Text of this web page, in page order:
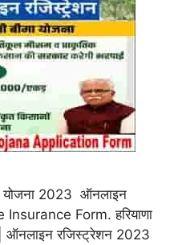
योजना 2023 ऑनलाइन
Form. हरियाणा
| ऑनलाइन रजिस्ट्रेशन 2023